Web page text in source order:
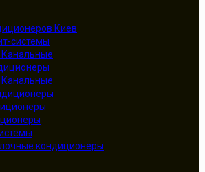
Киев
системы
кондиционеры